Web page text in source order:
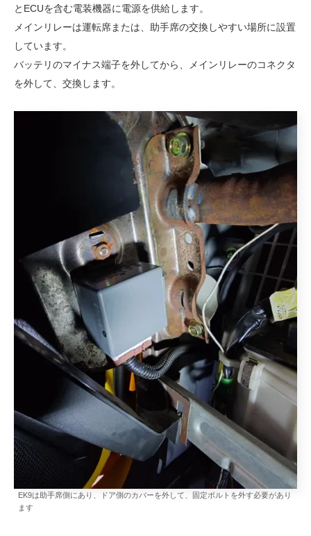
とECUを含む電装機器に電源を供給します。
メインリレーは運転席または、助手席の交換しやすい場所に設置
しています。
バッテリのマイナス端子を外してから、メインリレーのコネクタ
を外して、交換します。
EK9は助手席側にあり、ドア側のカバーを外して、固定ボルトを外す必要があり
ます